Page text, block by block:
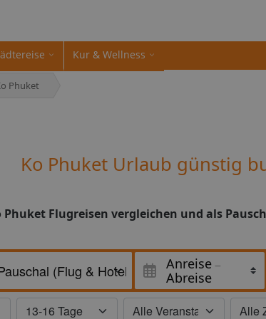
Kur & Wellness
Phuket
Ko Phuket Urlaub günstig
Phuket Flugreisen vergleichen und als
Anreise
Abreise